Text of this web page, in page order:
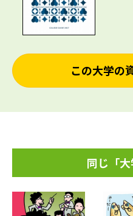
この大学の
同じ「